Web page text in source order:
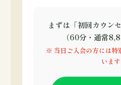
まずは「初回カウン
（60分・通常
※ 当日ご入会の方には特
います